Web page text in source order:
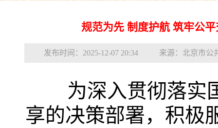
1
规范为先 制度护航 筑牢公
发布时间：2025-12-07 20:34 来源：北京市公
为深入贯彻落实
享的决策部署，积极